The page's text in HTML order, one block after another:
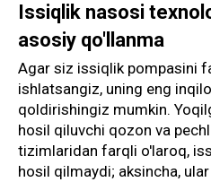
Issiqlik nasosi
asosiy qo'llanma
Agar siz issiqlik pompasini
ishlatsangiz, uning eng
qoldirishingiz mumkin.
hosil qiluvchi qozon va
tizimlaridan farqli o'laroq,
hosil qilmaydi; aksincha,